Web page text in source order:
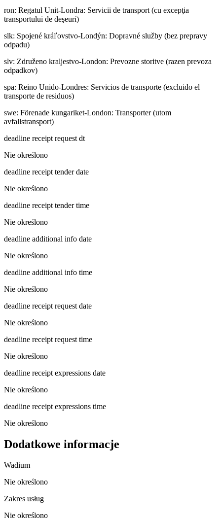
ron: Regatul Unit-Londra: Servicii de transport (cu excepţia
transportului de deşeuri)
slk: Spojené kráľovstvo-Londýn: Dopravné služby (bez prepravy
odpadu)
slv: Združeno kraljestvo-London: Prevozne storitve (razen prevoza
odpadkov)
spa: Reino Unido-Londres: Servicios de transporte (excluido el
transporte de residuos)
swe: Förenade kungariket-London: Transporter (utom
avfallstransport)
deadline receipt request dt
Nie określono
deadline receipt tender date
Nie określono
deadline receipt tender time
Nie określono
deadline additional info date
Nie określono
deadline additional info time
Nie określono
deadline receipt request date
Nie określono
deadline receipt request time
Nie określono
deadline receipt expressions date
Nie określono
deadline receipt expressions time
Nie określono
Dodatkowe informacje
Wadium
Nie określono
Zakres usług
Nie określono